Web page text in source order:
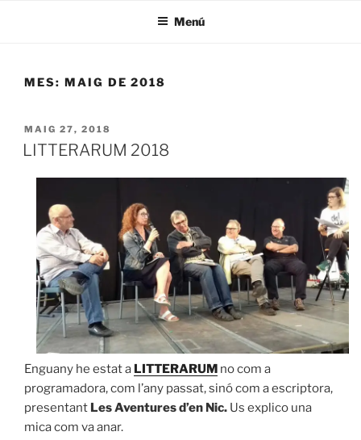
Menú
MES: MAIG DE 2018
MAIG 27, 2018
LITTERARUM 2018
Enguany he estat a LITTERARUM no com a
programadora, com l’any passat, sinó com a escriptora,
presentant Les Aventures d’en Nic. Us explico una
mica com va anar.